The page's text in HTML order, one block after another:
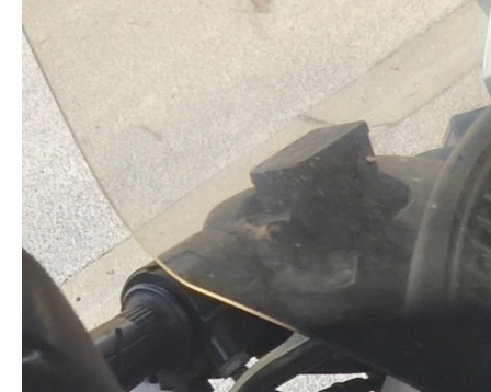
-150kg
Description de l'annonce
Bonjour je loue mon scooter 125 cm Honda Swing abs
parfait pour des trajets urbains ou interurbain roule très bien
sans aucun soucis toujours entretenu chez Honda.
Compris dans la location ( casque homologué,top case,
gants et assurance tout risque)
OBLIGATOIRE : permis et carte d'identité. Caution ( 900€)
espèce ou chèque + justificatif de domicile ) et contrat de
location
Prix: 35€ la journée possibilité de réduire le prix journalier sur
une longue période de location
N'hésitez pas si vous avez des questions